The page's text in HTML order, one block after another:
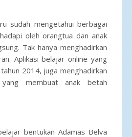
sudah mengetahui berbagai
oleh orangtua dan anak
Tak hanya menghadirkan
Aplikasi belajar online yang
2014, juga menghadirkan
membuat anak betah
bentukan Adamas Belva